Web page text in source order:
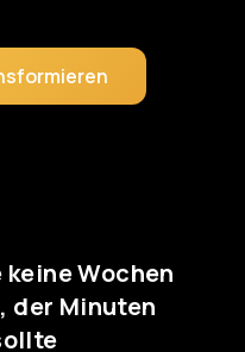
Wochen
der Minuten